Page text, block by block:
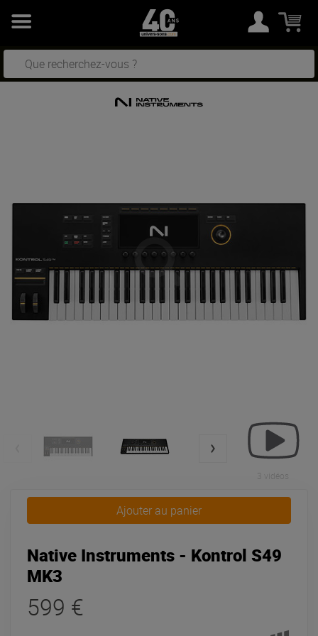
3 vidéos
Ajouter au panier
Native Instruments - Kontrol S49
MK3
599 €